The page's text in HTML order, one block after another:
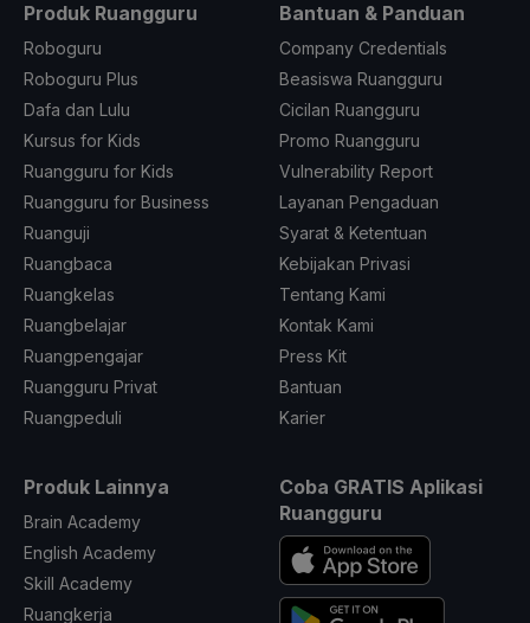
Produk Ruangguru
Roboguru
Roboguru Plus
Dafa dan Lulu
Kursus for Kids
Ruangguru for Kids
Ruangguru for Business
Ruanguji
Ruangbaca
Ruangkelas
Ruangbelajar
Ruangpengajar
Ruangguru Privat
Ruangpeduli
Bantuan & Panduan
Company Credentials
Beasiswa Ruangguru
Cicilan Ruangguru
Promo Ruangguru
Vulnerability Report
Layanan Pengaduan
Syarat & Ketentuan
Kebijakan Privasi
Tentang Kami
Kontak Kami
Press Kit
Bantuan
Karier
Produk Lainnya
Brain Academy
English Academy
Skill Academy
Ruangkerja
Coba GRATIS Aplikasi
Ruangguru